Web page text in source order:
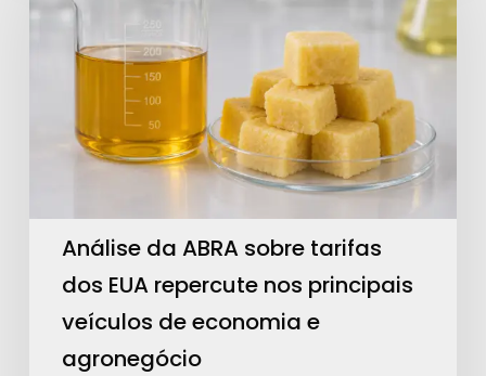
ABRA
sobre
tarifas
repercute
principais
veículos
economia
Análise da ABRA sobre tarifas
dos EUA repercute nos principais
veículos de economia e
agronegócio